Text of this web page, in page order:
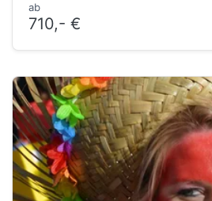
ab
710,- €